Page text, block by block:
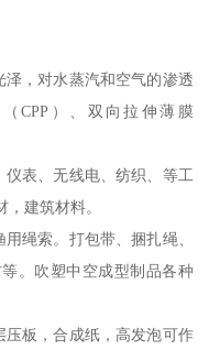
，对水蒸汽和空气的渗透
（CPP ）、双向拉伸薄膜
表、无线电、纺织、等工
建筑材料。
绳索。打包带、捆扎绳、
。吹塑中空成型制品各种
板，合成纸，高发泡可作